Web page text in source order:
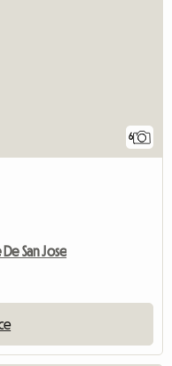
6
San Jose